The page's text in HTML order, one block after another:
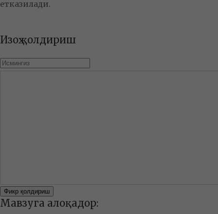
етказилади.
Изоҳ қолдириш
Фикр қолдириш
Мавзуга алоқадор: